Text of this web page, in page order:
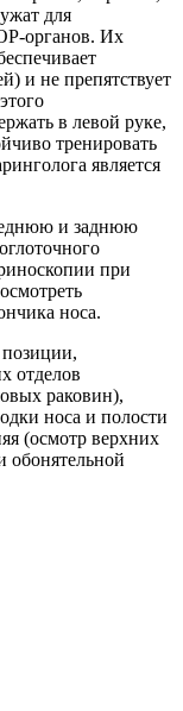
для
органов. Их
и не препятствует
в левой руке,
тренировать
является
и заднюю
при
носа.
отделов
раковин),
носа и полости
(осмотр верхних
обонятельной